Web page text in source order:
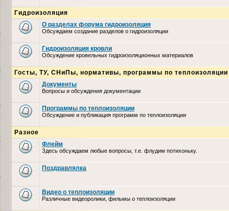
Гидроизоляция
О разделах форума гидроизоляция
Обсуждаем создание разделов о гидроизоляции
Гидроизоляция кровли
Обсуждение кровельных гидроизоляционных материалов
Госты, ТУ, СНиПы, нормативы, программы по теплоизоляции
Документы
Вопросы и обсуждения документации
Программы по теплоизоляции
Обсуждение и публикация программ по теплоизоляции
Разное
Флейм
Здесь обсуждаем любые вопросы, т.е. флудим потихоньку.
Поздравлялка
Видео о теплоизоляции
Различные видеоролики, фильмы о теплоизоляции